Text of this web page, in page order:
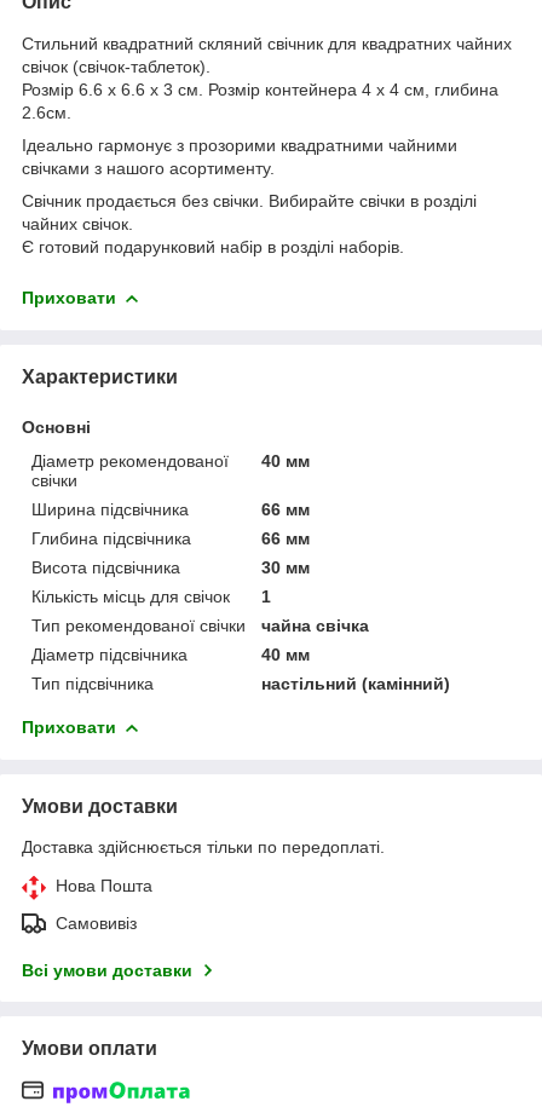
Стильний квадратний скляний свічник для квадратних чайних
свічок (свічок-таблеток).
Розмір 6.6 х 6.6 х 3 см. Розмір контейнера 4 х 4 см, глибина
2.6см.
Ідеально гармонує з прозорими квадратними чайними
свічками з нашого асортименту.
Свічник продається без свічки. Вибирайте свічки в розділі
чайних свічок.
Є готовий подарунковий набір в розділі наборів.
Приховати
Характеристики
Основні
Діаметр рекомендованої
свічки
40 мм
Ширина підсвічника
66 мм
Глибина підсвічника
66 мм
Висота підсвічника
30 мм
Кількість місць для свічок
1
Тип рекомендованої свічки
чайна свічка
Діаметр підсвічника
40 мм
Тип підсвічника
настільний (камінний)
Приховати
Умови доставки
Доставка здійснюється тільки по передоплаті.
Нова Пошта
Самовивіз
Всі умови доставки
Умови оплати